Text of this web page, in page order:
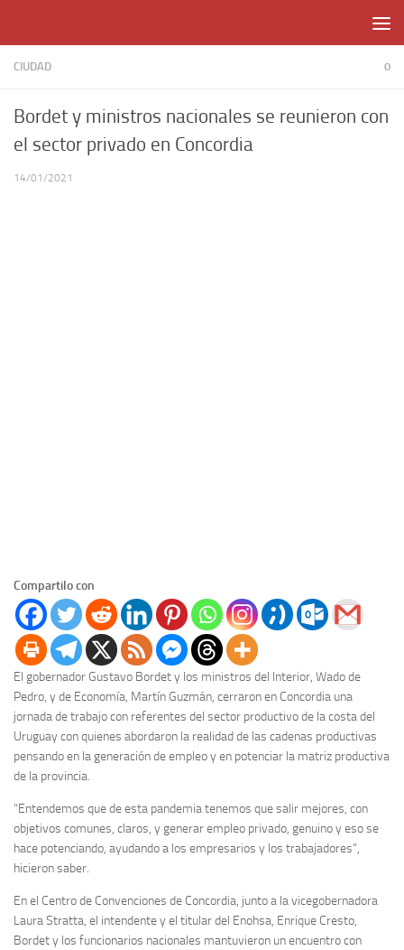
CIUDAD 0
Bordet y ministros nacionales se reunieron con
el sector privado en Concordia
14/01/2021
Compartilo con
El gobernador Gustavo Bordet y los ministros del Interior, Wado de
Pedro, y de Economía, Martín Guzmán, cerraron en Concordia una
jornada de trabajo con referentes del sector productivo de la costa del
Uruguay con quienes abordaron la realidad de las cadenas productivas
pensando en la generación de empleo y en potenciar la matriz productiva
de la provincia.
“Entendemos que de esta pandemia tenemos que salir mejores, con
objetivos comunes, claros, y generar empleo privado, genuino y eso se
hace potenciando, ayudando a los empresarios y los trabajadores”,
hicieron saber.
En el Centro de Convenciones de Concordia, junto a la vicegobernadora
Laura Stratta, el intendente y el titular del Enohsa, Enrique Cresto,
Bordet y los funcionarios nacionales mantuvieron un encuentro con